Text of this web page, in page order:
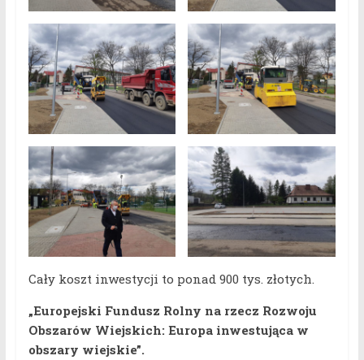
Cały koszt inwestycji to ponad 900 tys. złotych.
„Europejski Fundusz Rolny na rzecz Rozwoju
Obszarów Wiejskich: Europa inwestująca w
obszary wiejskie”.